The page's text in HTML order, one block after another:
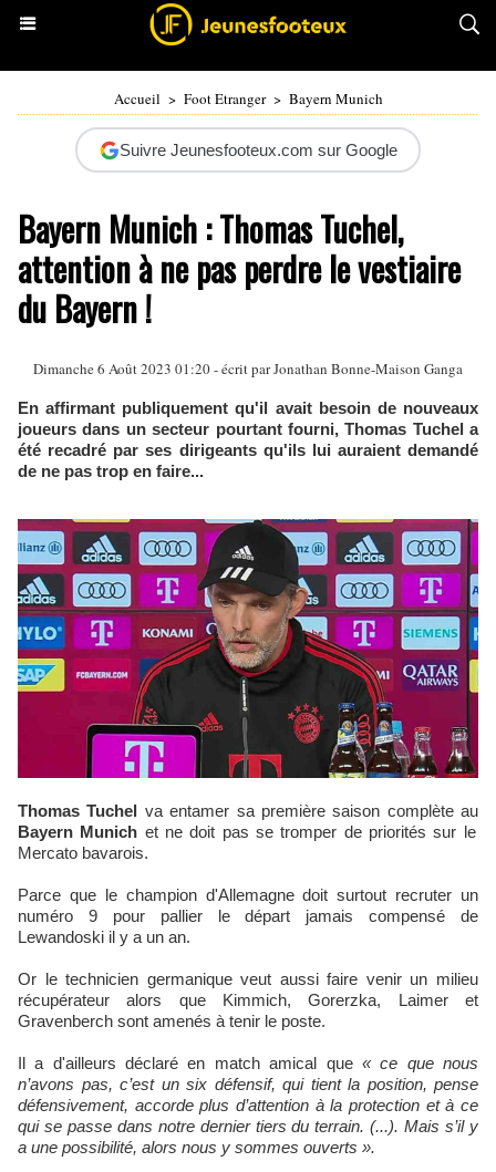
Accueil > Foot Etranger > Bayern Munich
Suivre Jeunesfooteux.com sur Google
Bayern Munich : Thomas Tuchel,
attention à ne pas perdre le vestiaire
du Bayern !
Dimanche 6 Août 2023 01:20 - écrit parJonathan Bonne-Maison Ganga
En affirmant publiquement qu'il avait besoin de nouveaux
joueurs dans un secteur pourtant fourni, Thomas Tuchel a
été recadré par ses dirigeants qu'ils lui auraient demandé
de ne pas trop en faire...
Thomas Tuchel va entamer sa première saison complète au
Bayern Munich et ne doit pas se tromper de priorités sur le
Mercato bavarois.
Parce que le champion d'Allemagne doit surtout recruter un
numéro 9 pour pallier le départ jamais compensé de
Lewandoski il y a un an.
Or le technicien germanique veut aussi faire venir un milieu
récupérateur alors que Kimmich, Gorerzka, Laimer et
Gravenberch sont amenés à tenir le poste.
Il a d'ailleurs déclaré en match amical que « ce que nous
n’avons pas, c’est un six défensif, qui tient la position, pense
défensivement, accorde plus d’attention à la protection et à ce
qui se passe dans notre dernier tiers du terrain. (...). Mais s’il y
a une possibilité, alors nous y sommes ouverts ».